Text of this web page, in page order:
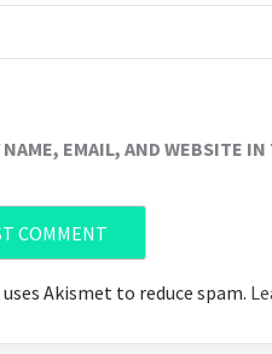
NAME, EMAIL, AND WEBSITE
Akismet to reduce spam.